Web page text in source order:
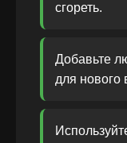
сгореть.
Добавьте
для нового